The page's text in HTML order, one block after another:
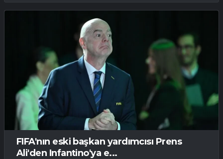
FIFA'nın eski başkan yardımcısı Prens
Ali'den Infantino'ya e...